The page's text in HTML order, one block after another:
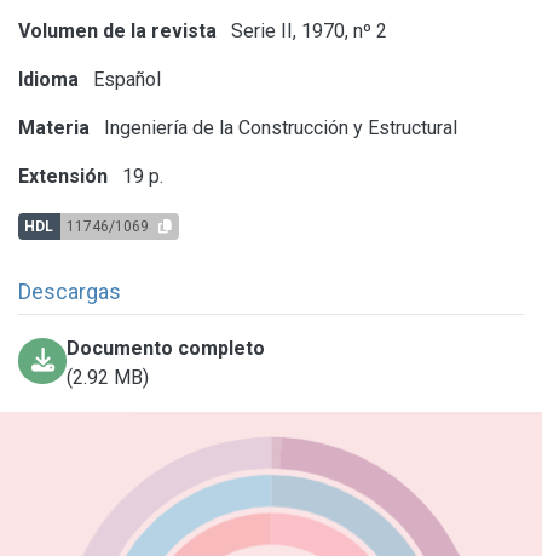
Volumen de la revista Serie II, 1970, nº 2
Idioma Español
Materia Ingeniería de la Construcción y Estructural
Extensión 19 p.
HDL 11746/1069
Descargas
Documento completo
(2.92 MB)